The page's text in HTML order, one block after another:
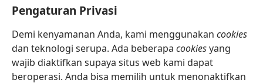
Pengaturan Privasi
Demi kenyamanan Anda, kami menggunakan cookies
dan teknologi serupa. Ada beberapa cookiesyang
wajib diaktifkan supaya situs web kami dapat
beroperasi. Anda bisa memilih untuk menonaktifkan
Sumbangan
(terbuka
di
window
baru)
PERPUSTAKAAN ONLINE Menara Pengawal
(terbuka
di
window
®
(terbuka